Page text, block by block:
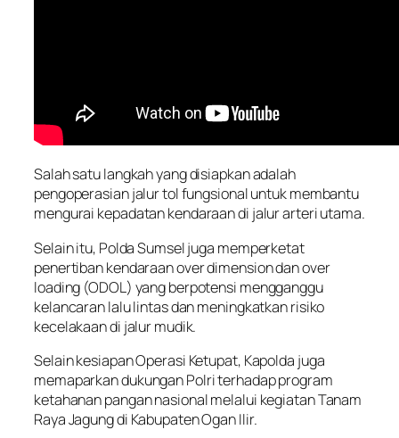
Salah satu langkah yang disiapkan adalah
pengoperasian jalur tol fungsional untuk membantu
mengurai kepadatan kendaraan di jalur arteri utama.
Selain itu, Polda Sumsel juga memperketat
penertiban kendaraan over dimension dan over
loading (ODOL) yang berpotensi mengganggu
kelancaran lalu lintas dan meningkatkan risiko
kecelakaan di jalur mudik.
Selain kesiapan Operasi Ketupat, Kapolda juga
memaparkan dukungan Polri terhadap program
ketahanan pangan nasional melalui kegiatan Tanam
Raya Jagung di Kabupaten Ogan Ilir.